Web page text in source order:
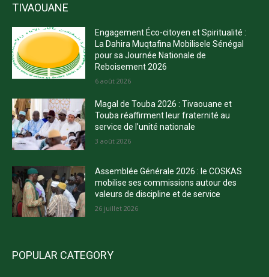
TIVAOUANE
Engagement Éco-citoyen et Spiritualité :
La Dahira Muqtafina Mobilisele Sénégal
pour sa Journée Nationale de
Reboisement 2026
6 août 2026
Magal de Touba 2026 : Tivaouane et
Touba réaffirment leur fraternité au
service de l’unité nationale
3 août 2026
Assemblée Générale 2026 : le COSKAS
mobilise ses commissions autour des
valeurs de discipline et de service
26 juillet 2026
POPULAR CATEGORY